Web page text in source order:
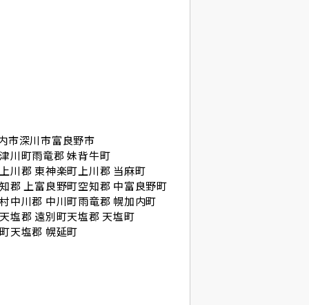
市深川市富良野市
川町雨竜郡 妹背牛町
上川郡 東神楽町 上川郡 当麻町
郡 上富良野町空知郡 中富良野町
中川郡 中川町雨竜郡 幌加内町
天塩郡 遠別町天塩郡 天塩町
天塩郡 幌延町